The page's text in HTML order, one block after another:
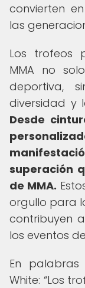
convierten
las
Los trofeos
MMA no
deportiva,
diversidad y
Desde
superación
de MMA.
orgullo para
contribuyen
los eventos
En palabras
White: Los